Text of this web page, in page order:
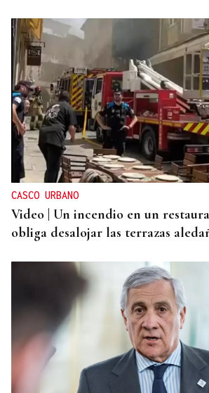
Jenaro Castro
TRAZADO HORIZONTAL
El sueño de una noche de
CASCO URBANO
Video | Un incendio en un
obliga desalojar las terrazas